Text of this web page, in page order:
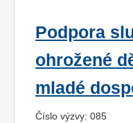
Podpora
ohrožené
mladé
Číslo výzvy: 085